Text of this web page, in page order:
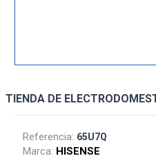
TIENDA DE
Referencia: 65U7Q
Marca: HISENSE